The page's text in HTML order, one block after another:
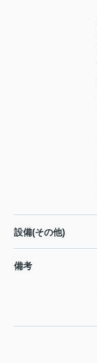
設備(その他)
備考